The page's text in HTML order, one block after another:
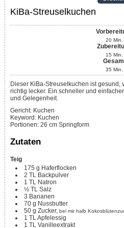
KiBa-Streuselkuchen
20 Min.
15 Min.
35 Min.
Dieser KiBa-Streuselkuchen ist gesund, vegan, glutenfrei, super saftig und
richtig lecker. Ein schneller und
und Gelegenheit.
Gericht: Kuchen
Keyword: Kuchen
Portionen: 26 cm Springform
Zutaten
Teig
175 g Haferflocken
2 TL
Backpulver
1 TL
Natron
½ TL Salz
3 Bananen
70 g Nussbutter
50 g Zucker, bei mir halb
1 TL Apfelessig
1 TL Vanilleextrakt